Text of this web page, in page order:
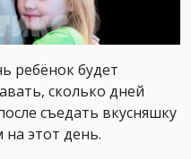
ребёнок будет
сколько дней
съедать вкусняшку
на этот день.